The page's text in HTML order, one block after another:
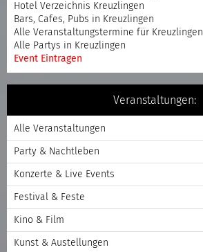
Hotel Verzeichnis Kreuzlingen
Bars, Cafes, Pubs in Kreuzlingen
Alle Veranstaltungstermine für Kreuzlingen
Alle Partys in Kreuzlingen
Event Eintragen
Veranstaltungen:
Alle Veranstaltungen
Party & Nachtleben
Konzerte & Live Events
Festival & Feste
Kino & Film
Kunst & Austellungen